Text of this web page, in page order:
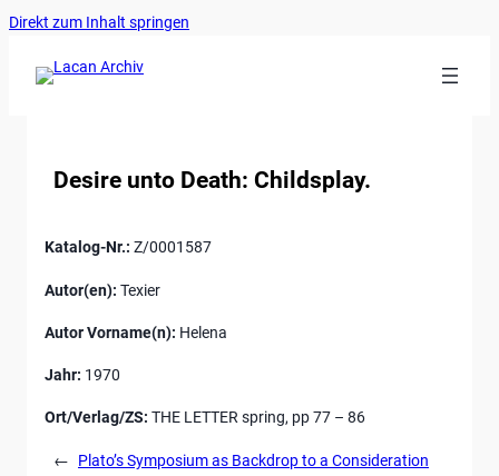
Direkt zum Inhalt springen
Desire unto Death: Childsplay.
Katalog-Nr.: Z/0001587
Autor(en): Texier
Autor Vorname(n): Helena
Jahr: 1970
Ort/Verlag/ZS: THE LETTER spring, pp 77 – 86
←
Plato’s Symposium as Backdrop to a Consideration